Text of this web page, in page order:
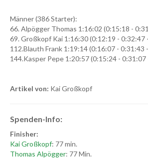
Männer (386 Starter):
66. Alpögger Thomas 1:16:02 (0:15:18 -
69. Großkopf Kai 1:16:30 (0:12:19 - 0:32:47
112.Blauth Frank 1:19:14 (0:16:07 - 0:31:43
144.Kasper Pepe 1:20:57 (0:15:24 - 0:31:07
Artikel von: Kai Großkopf
Spenden-Info:
Finisher:
Kai Großkopf: 77 min.
Thomas Alpögger: 77 Min.